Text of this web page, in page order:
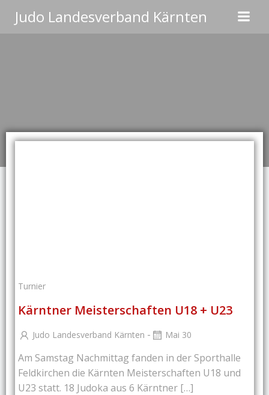
Inhalt
Judo Landesverband Kärnten
Turnier
Kärntner Meisterschaften U18 + U23
Judo Landesverband Kärnten - Mai 30
Am Samstag Nachmittag fanden in der Sporthalle
Feldkirchen die Kärnten Meisterschaften U18 und
U23 statt. 18 Judoka aus 6 Kärntner […]